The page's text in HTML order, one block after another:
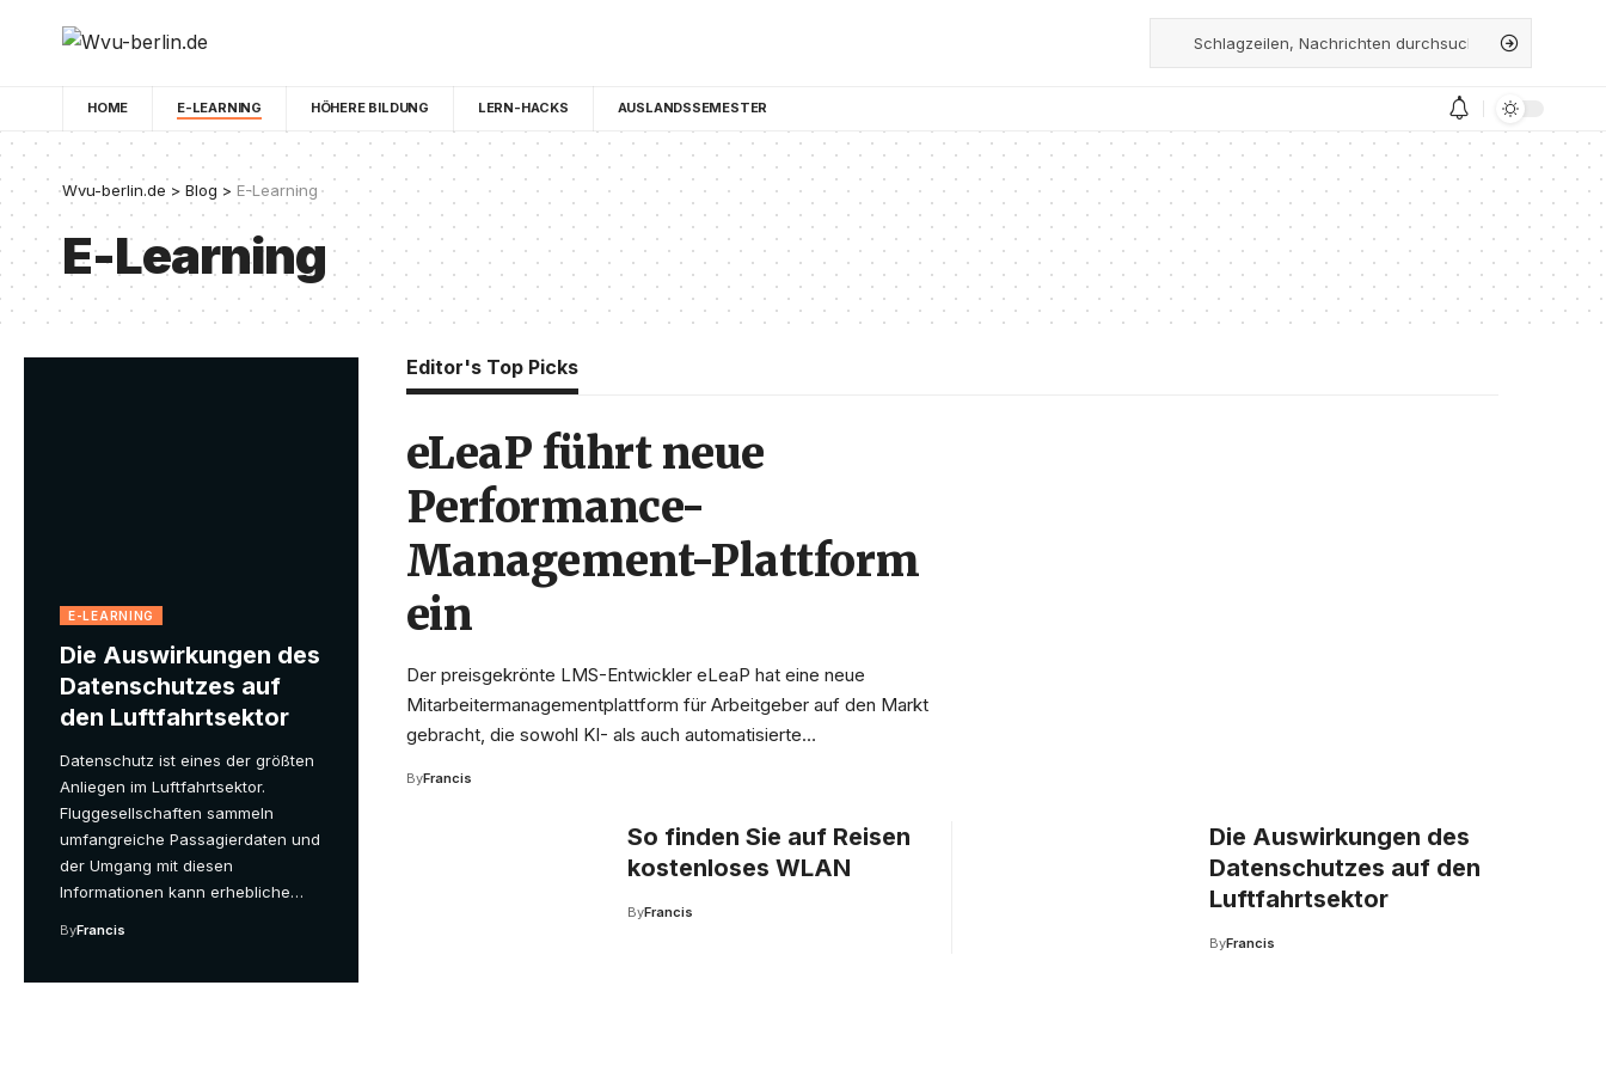
HOME E-LEARNING HÖHERE BILDUNG LERN-HACKS AUSLANDSSEMESTER
Wvu-berlin.de > Blog > E-Learning
E-Learning
E-LEARNING
Die Auswirkungen des
Datenschutzes auf
den Luftfahrtsektor
Datenschutz ist eines der größten
Anliegen im Luftfahrtsektor.
Fluggesellschaften sammeln
umfangreiche Passagierdaten und
der Umgang mit diesen
Informationen kann erhebliche…
ByFrancis
Editor's Top Picks
eLeaP führt neue
Performance-
Management-Plattform
ein
Der preisgekrönte LMS-Entwickler eLeaP hat eine neue
Mitarbeitermanagementplattform für Arbeitgeber auf den Markt
gebracht, die sowohl KI- als auch automatisierte…
ByFrancis
So finden Sie auf Reisen
kostenloses WLAN
ByFrancis
Die Auswirkungen des
Datenschutzes auf den
Luftfahrtsektor
ByFrancis